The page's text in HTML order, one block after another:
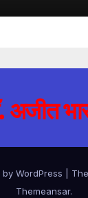
अजीत
WordPress
Themeansar.